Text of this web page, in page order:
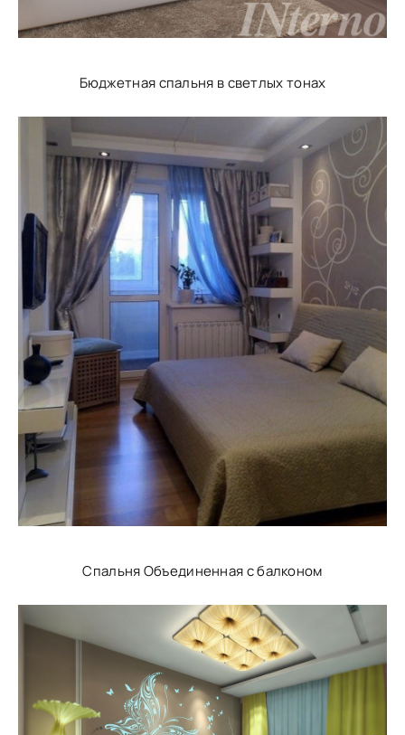
Бюджетная спальня в светлых тонах
Спальня Объединенная с балконом